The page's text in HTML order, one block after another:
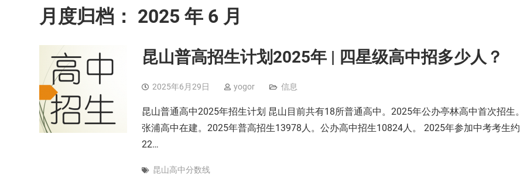
月度归档： 2025 年 6 月
昆山普高招生计划2025年 | 四星级高中招多少人？
2025年6月29日 yogor 信息
昆山普通高中2025年招生计划 昆山目前共有18所普通高中。2025年公办亭林高中首次招生。
张浦高中在建。2025年普高招生13978人。公办高中招生10824人。 2025年参加中考考生约
22…
昆山高中分数线